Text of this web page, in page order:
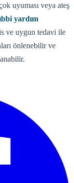
uyuması veya ateş
yardım
ve uygun tedavi ile
önlenebilir ve